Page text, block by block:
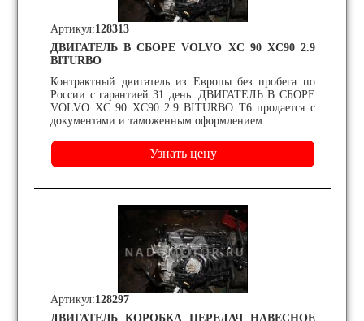
ДВИГАТЕЛЬ В СБОРЕ VOLVO XC 90 XC90 2.9
BITURBO
Контрактный двигатель из Европы без пробега по
России с гарантией 31 день. ДВИГАТЕЛЬ В СБОРЕ
VOLVO XC 90 XC90 2.9 BITURBO T6 продается с
документами и таможенным оформлением.
Артикул:128313
ДВИГАТЕЛЬ КОРОБКА ПЕРЕДАЧ НАВЕСНОЕ
Артикул:128297